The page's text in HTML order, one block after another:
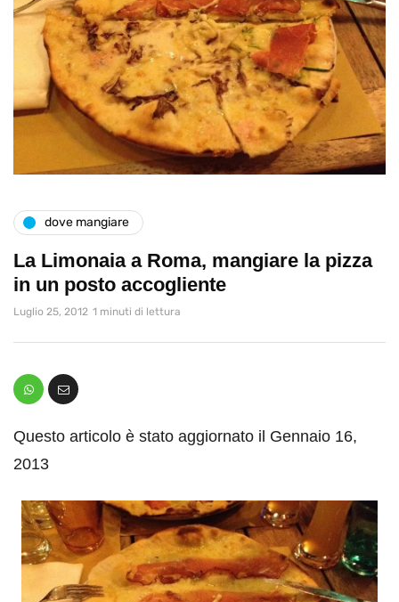
dove mangiare
La Limonaia a Roma, mangiare la pizza
in un posto accogliente
Luglio 25, 2012 1 minuti di lettura
Questo articolo è stato aggiornato il Gennaio 16,
2013